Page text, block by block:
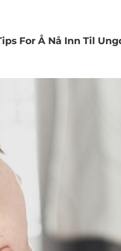
For Å Nå Inn Til